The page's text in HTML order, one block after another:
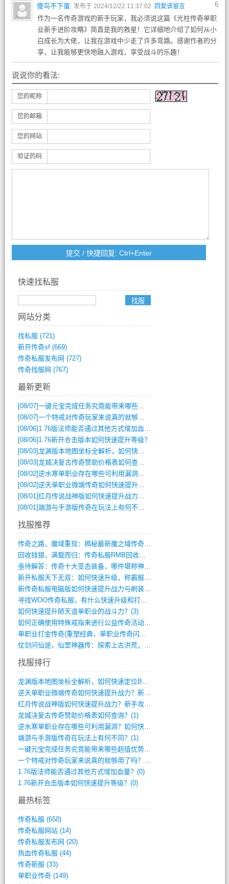
6
傻鸟不下蛋 发布于 2024/12/22 11:37:02 回复该留言
作为一名传奇游戏的新手玩家，我必须说这篇《光柱传奇单职
业新手进阶攻略》简直是我的救星！它详细地介绍了如何从小
白成长为大佬，让我在游戏中少走了许多弯路。感谢作者的分
享，让我能够更快地融入游戏，享受战斗的乐趣！
说说你的看法:
您的昵称
您的邮箱
您的网站
验证的码
快速找私服
网站分类
找私服 (721)
新开传奇sf(669)
传奇私服发布网 (727)
传奇找服网 (767)
最新更新
[08/07]一键元宝完成任务究竟能带来哪些超值优势？
[08/07]一个特戒对传奇玩家来说真的就够用了吗？
[08/06] 1.76版法师能否通过其他方式增加血量？
[08/06] 1.76新开合击版本如何快速提升等级？
[08/03]龙渊版本地图坐标全解析，如何快速定位BOSS位置？
[08/03]龙城决复古传奇赞助价格表如何查询？
[08/02]逆水寒单职业存在哪些可利用漏洞？如何快速提升战力？
[08/02]逆天单职业微端传奇如何快速提升战力？新手必看攻略
[08/01]红月传说战神版如何快速提升战力？新手攻略全解析？
[08/01]端游与手游版传奇在玩法上有何不同？
找服推荐
传奇之路，魔域重现：揭秘最新魔之域传奇攻(712)
回收钱银，满载而归：传奇私服RMB回收装(548)
亟待解答：传奇十大变态装备，哪件堪称神器(347)
新开私服天下无双：如何快速升级，称霸服务(681)
新传奇私服电脑版如何快速提升战力与刷装备(835)
寻找WOO传奇私服，有什么快速升级和打宝(864)
如何快速提升陋天道单职业的战斗力？(3)
如何正确使用特殊戒指来进行公益传奇活动？(10)
单职业打金传奇(重塑经典，单职业传奇闪耀(10)
仗剑问仙途，仙罡神器传：探索上古洪荒，揭(813)
找服排行
龙渊版本地图坐标全解析，如何快速定位BO(3)
逆天单职业微端传奇如何快速提升战力？新手(2)
红月传说战神版如何快速提升战力？新手攻略(2)
龙城决复古传奇赞助价格表如何查询？(1)
逆水寒单职业存在哪些可利用漏洞？如何快速(1)
端游与手游版传奇在玩法上有何不同？(1)
一键元宝完成任务究竟能带来哪些超值优势？(0)
一个特戒对传奇玩家来说真的就够用了吗？(0)
1.76版法师能否通过其他方式增加血量？(0)
1.76新开合击版本如何快速提升等级？(0)
最热标签
传奇私服 (650)
传奇私服网站(14)
传奇私服发布网 (20)
热血传奇私服 (44)
传奇新服 (33)
单职业传奇(149)